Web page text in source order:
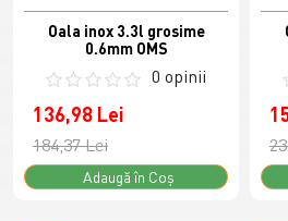
Oala inox 3.3l grosime
0.6mm OMS
0 opinii
136,98 Lei
184,37 Lei
Adaugă în Coş